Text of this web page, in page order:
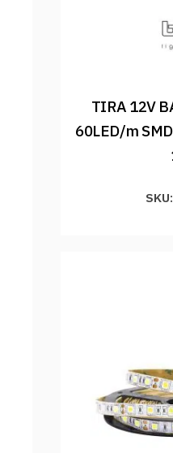
TIRA 12V
60LED/m